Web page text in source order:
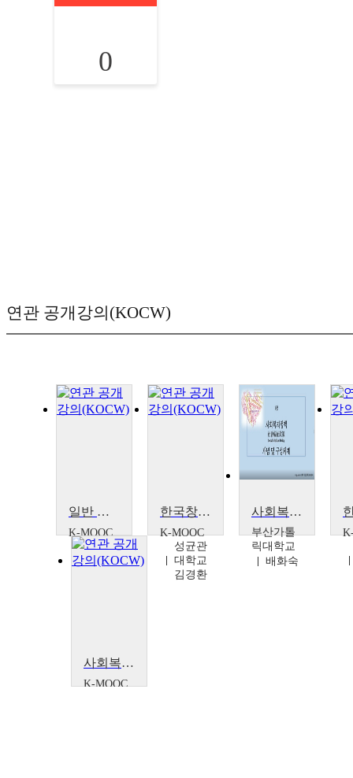
0
연관 공개강의(KOCW)
일반 성인이 꼭 알아야 할 과학기술 기초소양(인공지능, 첨단모빌리티)
K-MOOC
한국과
학창의
한국창업정책 60년사와 우수 기업 사례
K-MOOC
성균관
대학교
김경환
사회복지정책론
부산가톨
릭대학교
배화숙
사회복지정책론
K-MOOC